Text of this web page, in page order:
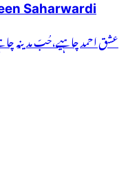
Saharwardi
عشق احمد چاہیے،حُبّ مدینہ